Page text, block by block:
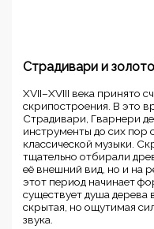
Страдивари и
XVII–XVIII века принято
скрипостроения. В это
Страдивари, Гварнери
инструменты до сих пор
классической музыки.
тщательно отбирали
её внешний вид, но и на
этот период начинает
существует душа
скрытая, но ощутимая
звука.